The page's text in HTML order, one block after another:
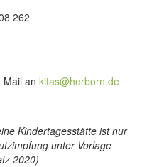
708 262
Mail an kitas@herborn.de
Kindertagesstätte ist nur
unter Vorlage
2020)